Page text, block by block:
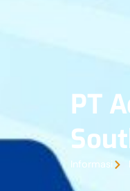
PT
Informasi